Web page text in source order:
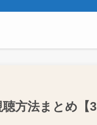
方法まとめ【3